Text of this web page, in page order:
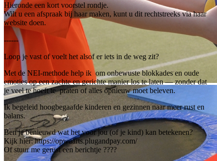
Hieronde een kort voorstel rondje.
Wilt u een afspraak bij haar maken, kunt u dit rechtstreeks via haar
website doen.
------
Loop je vast of voelt het alsof er iets in de weg zit?
Met de NEI-methode help ik om onbewuste blokkades en oude
emoties op een zachte en gerichte manier los te laten — zonder dat
je veel te hoeft te praten of alles opnieuw moet beleven.
Ik begeleid hoogbegaafde kinderen en gezinnen naar meer rust en
balans.
Ben je benieuwd wat het voor jou (of je kind) kan betekenen?
Kijk hier: https://opwaarts.plugandpay.com/
Of stuur me gerust een berichtje ????